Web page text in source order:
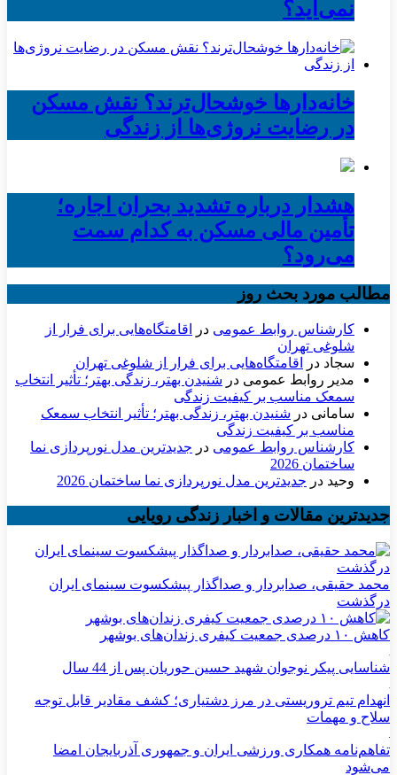
نمی‌آید؟
خانه‌دارها خوشحال‌ترند؟ نقش مسکن
در رضایت نروژی‌ها از زندگی
هشدار درباره تشدید بحران اجاره؛
تأمین مالی مسکن به کدام سمت
می‌رود؟
مطالب مورد بحث روز
کارشناس روابط عمومی در
اقامتگاه‌هایی برای فرار از
شلوغی تهران
سجاد در
اقامتگاه‌هایی برای فرار از شلوغی تهران
مدیر روابط عمومی در شنیدن بهتر، زندگی بهتر؛ تأثیر انتخاب
سمعک مناسب بر کیفیت زندگی
سامانی در شنیدن بهتر، زندگی بهتر؛ تأثیر انتخاب سمعک
مناسب بر کیفیت زندگی
کارشناس روابط عمومی در جدیدترین مدل نورپردازی نما
ساختمان 2026
وحید در جدیدترین مدل نورپردازی نما ساختمان 2026
جدیدترین مقالات و اخبار زندگی رویایی
محمد حقیقی، صدابردار و صداگذار پیشکسوت سینمای ایران
درگذشت
کاهش ۱۰ درصدی جمعیت کیفری زندان‌های بوشهر
شناسایی پیکر نوجوان شهید حسین حوریان پس از 44 سال
انهدام تیم تروریستی در مرز دشتیاری؛ کشف مقادیر قابل توجه
سلاح و مهمات
تفاهم‌نامه همکاری ورزشی ایران و جمهوری آذربایجان امضا
می‌شود